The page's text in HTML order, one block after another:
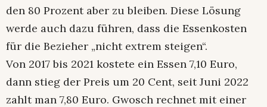
den 80 Prozent aber zu bleiben. Diese Lösung
werde auch dazu führen, dass die Essenkosten
für die Bezieher „nicht extrem steigen“.
Von 2017 bis 2021 kostete ein Essen 7,10 Euro,
dann stieg der Preis um 20 Cent, seit Juni 2022
zahlt man 7,80 Euro. Gwosch rechnet mit einer